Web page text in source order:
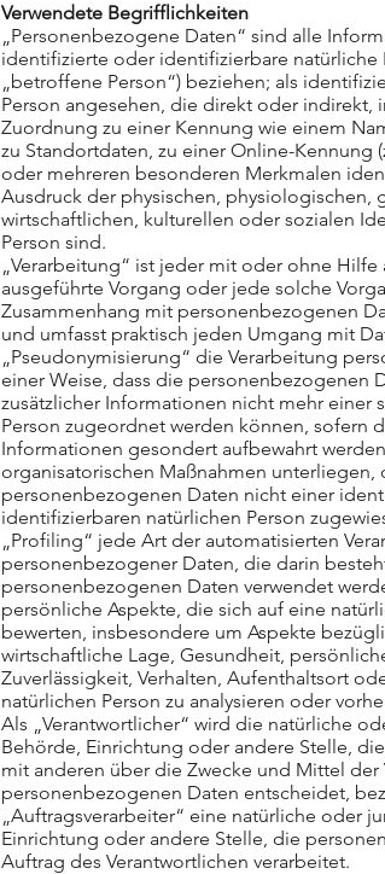
Verwendete Begrifflichkeiten
„Personenbezogene Daten“ sind alle
identifizierte oder identifizierbare natürliche
„betroffene Person“) beziehen; als
Person angesehen, die direkt oder indirekt,
Zuordnung zu einer Kennung wie einem
zu Standortdaten, zu einer Online-Kennung
oder mehreren besonderen Merkmalen
Ausdruck der physischen, physiologischen,
wirtschaftlichen, kulturellen oder sozialen
Person sind.
„Verarbeitung“ ist jeder mit oder ohne Hilfe
ausgeführte Vorgang oder jede solche
Zusammenhang mit personenbezogenen
und umfasst praktisch jeden Umgang mit
„Pseudonymisierung“ die Verarbeitung
einer Weise, dass die personenbezogenen
zusätzlicher Informationen nicht mehr einer
Person zugeordnet werden können, sofern
Informationen gesondert aufbewahrt
organisatorischen Maßnahmen unterliegen,
personenbezogenen Daten nicht einer
identifizierbaren natürlichen Person
„Profiling“ jede Art der automatisierten
personenbezogener Daten, die darin
personenbezogenen Daten verwendet
persönliche Aspekte, die sich auf eine
bewerten, insbesondere um Aspekte
wirtschaftliche Lage, Gesundheit,
Zuverlässigkeit, Verhalten, Aufenthaltsort
natürlichen Person zu analysieren oder
Als „Verantwortlicher“ wird die natürliche
Behörde, Einrichtung oder andere Stelle,
mit anderen über die Zwecke und Mittel der
personenbezogenen Daten entscheidet,
„Auftragsverarbeiter“ eine natürliche oder
Einrichtung oder andere Stelle, die
Auftrag des Verantwortlichen verarbeitet.